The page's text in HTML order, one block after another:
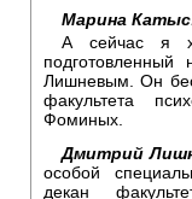
Марина
А сейчас я
Лишневым. Он
факультета
Фоминых.
Дмитрий
особой
декан